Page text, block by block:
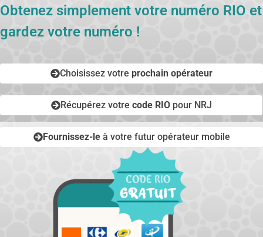
Obtenez simplement votre numéro RIO et
gardez votre numéro !
Choisissez votre prochain opérateur
Récupérez votre code RIOpour NRJ
Fournissez-leà votre futur opérateur mobile